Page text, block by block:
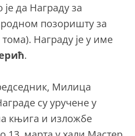
да Награду за
позоришту за
Награду је у име
.
Милица
су уручене у
књига и изложбе